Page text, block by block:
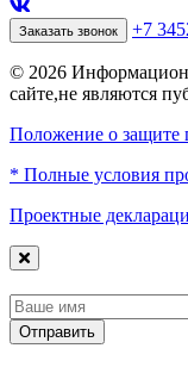
Заказать звонок +7
© 2026
сайте,не являются
Положение о защите
* Полные условия
Проектные
Отправить